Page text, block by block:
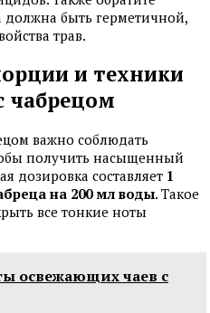
должна быть герметичной,
трав.
и техники
чабрецом
важно соблюдать
получить насыщенный
дозировка составляет 1
на 200 мл воды. Такое
все тонкие ноты
освежающих чаев с